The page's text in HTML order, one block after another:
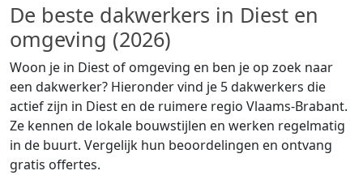
De beste dakwerkers in Diest en
omgeving (2026)
Woon je in Diest of omgeving en ben je op zoek naar
een dakwerker? Hieronder vind je 5 dakwerkers die
actief zijn in Diest en de ruimere regio Vlaams-Brabant.
Ze kennen de lokale bouwstijlen en werken regelmatig
in de buurt. Vergelijk hun beoordelingen en ontvang
gratis offertes.